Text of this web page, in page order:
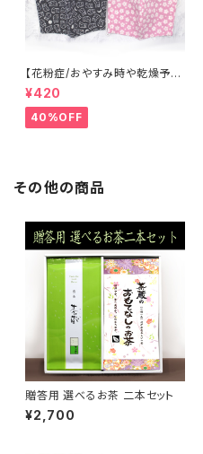
【花粉症/おやすみ時や乾燥予防
に】まめてぬぐいマスク
¥420
40%OFF
その他の商品
贈答用 選べるお茶 二本セット
¥2,700